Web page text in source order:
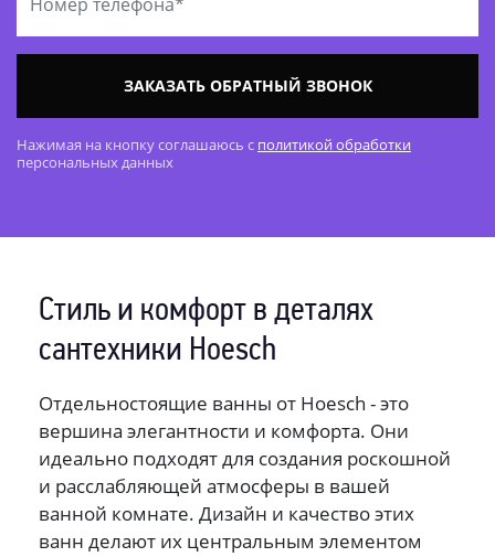
ЗАКАЗАТЬ ОБРАТНЫЙ ЗВОНОК
Нажимая на кнопку соглашаюсь с политикой обработки
персональных данных
Стиль и комфорт в деталях
сантехники Hoesch
Отдельностоящие ванны от Hoesch - это
вершина элегантности и комфорта. Они
идеально подходят для создания роскошной
и расслабляющей атмосферы в вашей
ванной комнате. Дизайн и качество этих
ванн делают их центральным элементом